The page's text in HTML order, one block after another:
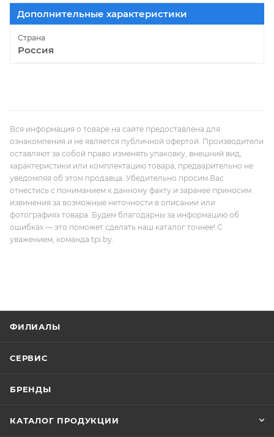
Дополнительные характеристики
Страна
Россия
Вся информация о товаре на сайте предоставлена для
ознакомления и не является публичной офертой. Производители
оставляют за собой право изменять упаковку, внешний вид,
характеристики или комплектацию товара, предварительно не
уведомляя об этом продавца. Убедительно просим Вас
отнестись с пониманием к данному факту и заранее приносим
извинения за возможные неточности в описании или
фотографиях товара. Будем благодарны за информацию об
ошибках — это поможет сделать наш каталог точнее! С
уважением, команда tpi.by.
ФИЛИАЛЫ
СЕРВИС
БРЕНДЫ
КАТАЛОГ ПРОДУКЦИИ